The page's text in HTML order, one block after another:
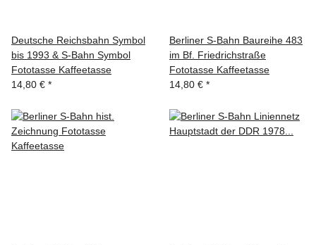
Deutsche Reichsbahn Symbol
bis 1993 & S-Bahn Symbol
Fototasse Kaffeetasse
14,80 € *
Berliner S-Bahn Baureihe 483
im Bf. Friedrichstraße
Fototasse Kaffeetasse
14,80 € *